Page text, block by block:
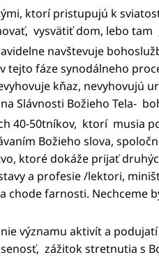
ktorí pristupujú k
vysvätiť dom, lebo tam
navštevuje
tejto fáze synodálneho
kňaz, nevyhovujú
Slávnosti Božieho Tela-
40-50tníkov, ktorí musia
Božieho slova,
ktoré dokáže prijať
a profesie /lektori,
farnosti. Nechceme
významu aktivít a
zážitok stretnutia s